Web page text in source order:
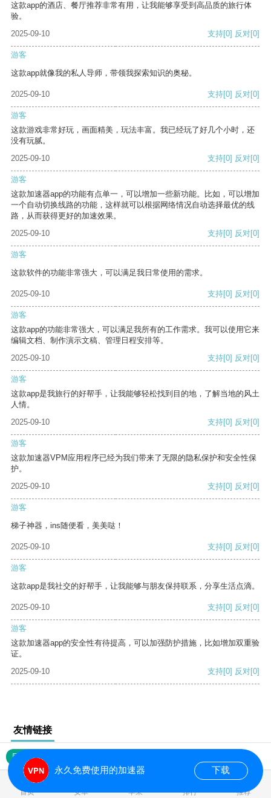
这款app的酒店、餐厅推荐非常有用，让我能够享受到高品质的旅行体
验。
2025-09-10
支持[0] 反对[0]
游客
这款app就像我的私人导师，带领我探索知识的奥秘。
2025-09-10 支持[0] 反对[0]
游客
这款游戏非常好玩，画面精美，玩法丰富。我已经玩了好几个小时，还
没有玩腻。
2025-09-10
支持[0] 反对[0]
游客
这款加速器app的功能有点单一，可以增加一些新功能。比如，可以增加
一个自动切换线路的功能，这样就可以根据网络情况自动选择最优的线
路，从而获得更好的加速效果。
2025-09-10
支持[0] 反对[0]
游客
这款软件的功能非常强大，可以满足我日常使用的需求。
2025-09-10 支持[0] 反对[0]
游客
这款app的功能非常强大，可以满足我所有的工作需求。我可以使用它来
编辑文档、制作演示文稿、管理日程安排等。
2025-09-10
支持[0] 反对[0]
游客
这款app是我旅行的好帮手，让我能够轻松找到目的地，了解当地的风土
人情。
2025-09-10
支持[0] 反对[0]
游客
这款加速器VPM应用程序已经为我们带来了无限的隐私保护和安全性保
护。
2025-09-10
支持[0] 反对[0]
游客
梯子神器，ins随便看，美美哒！
2025-09-10 支持[0] 反对[0]
游客
这款app是我社交的好帮手，让我能够与朋友保持联系，分享生活点滴。
2025-09-10 支持[0] 反对[0]
游客
这款加速器app的安全性有待提高，可以加强防护措施，比如增加双重验
证。
2025-09-10
支持[0] 反对[0]
友情链接
网站地图
首页 安卓 苹果 排行 推荐
永久免费使用的加速器 下载
0.017846s